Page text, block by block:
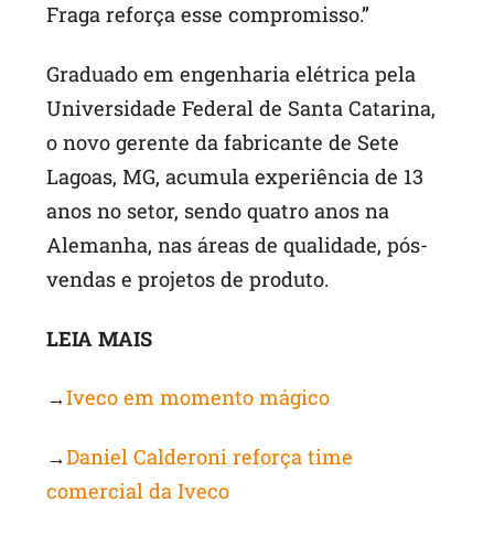
Fraga reforça esse compromisso.”
Graduado em engenharia elétrica pela
Universidade Federal de Santa Catarina,
o novo gerente da fabricante de Sete
Lagoas, MG, acumula experiência de 13
anos no setor, sendo quatro anos na
Alemanha, nas áreas de qualidade, pós-
vendas e projetos de produto.
LEIA MAIS
→Iveco em momento mágico
→Daniel Calderoni reforça time
comercial da Iveco